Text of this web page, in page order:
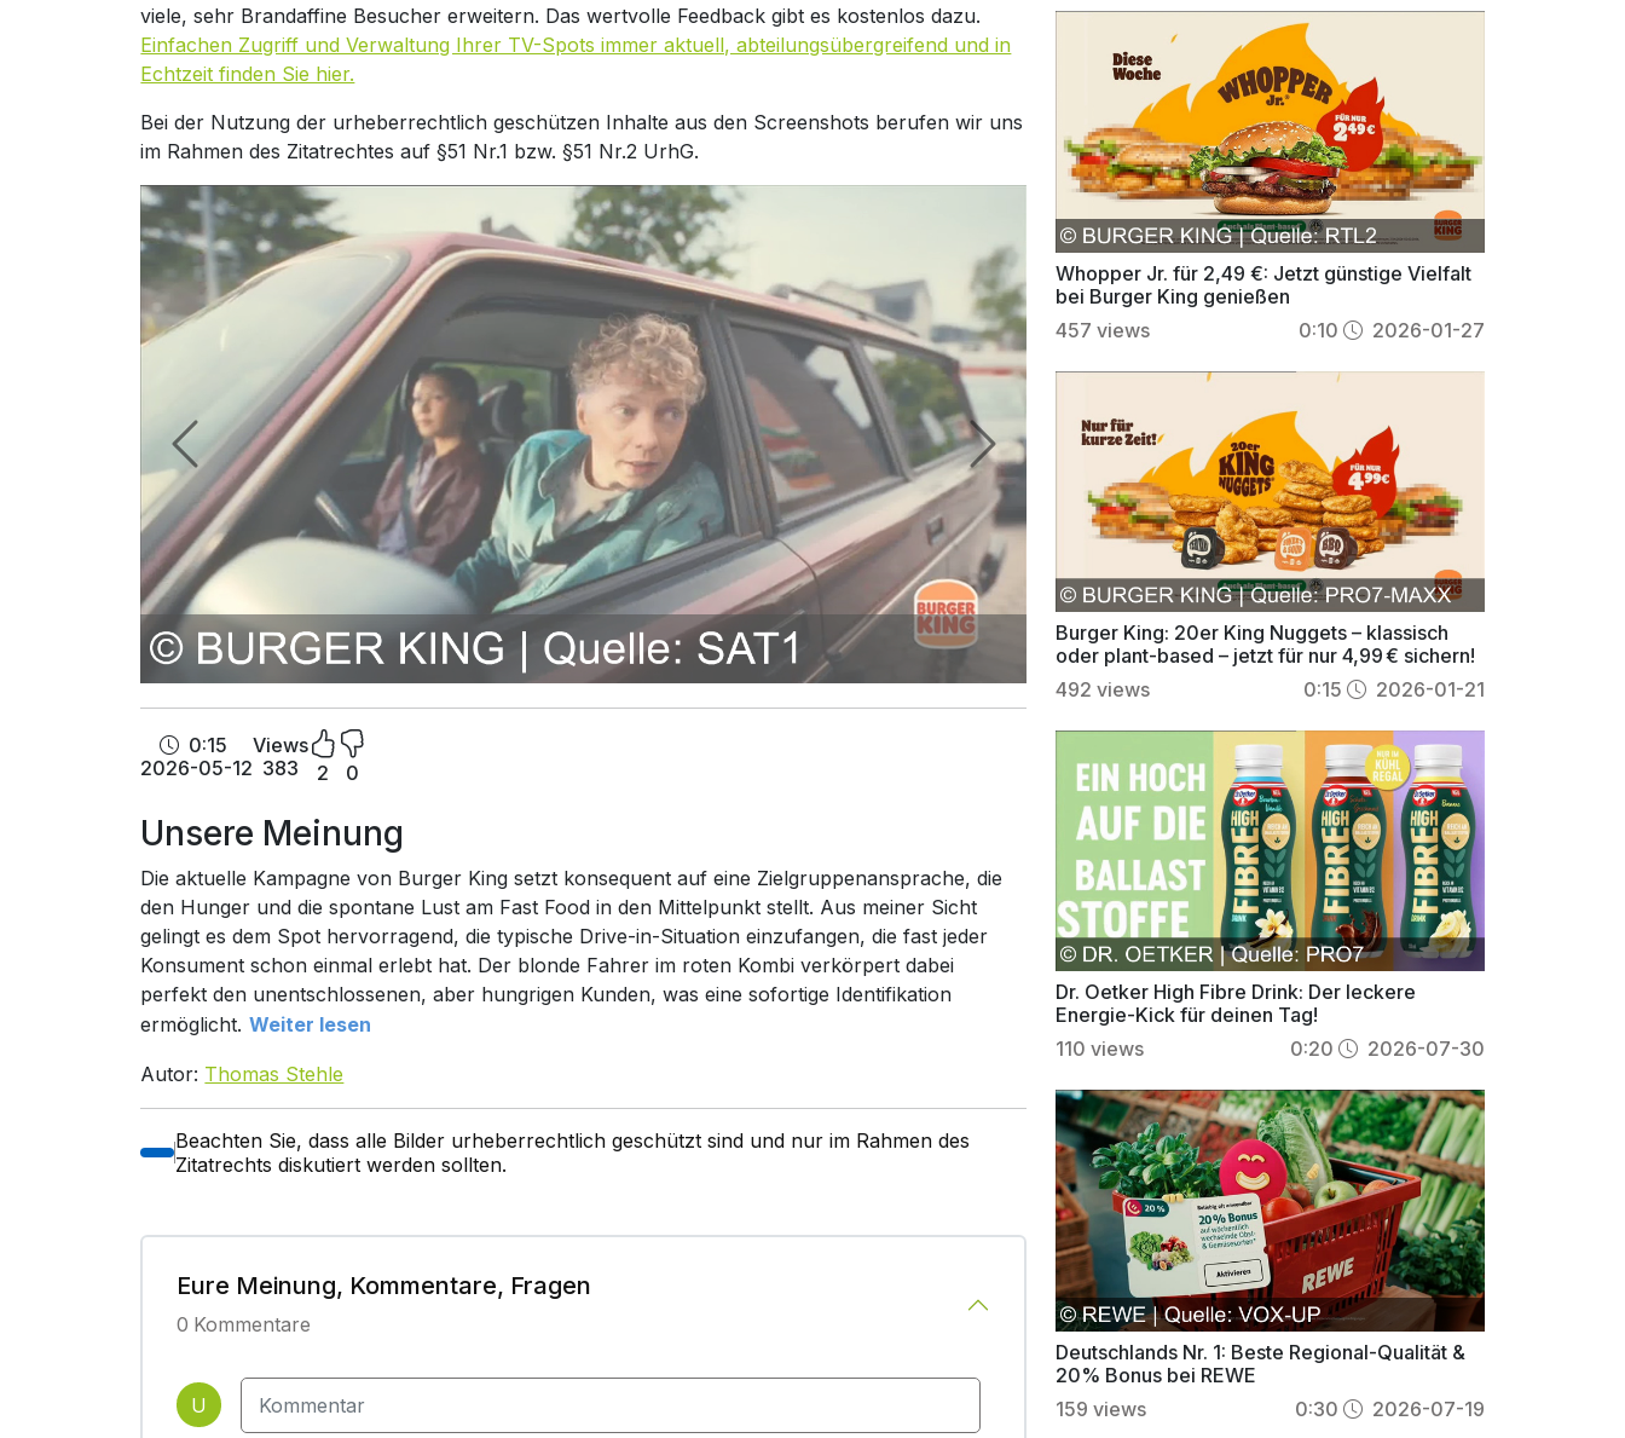
viele, sehr Brandaffine Besucher erweitern. Das wertvolle Feedback gibt es kostenlos dazu.
Einfachen Zugriff und Verwaltung Ihrer TV-Spots immer aktuell, abteilungsübergreifend und in
Echtzeit finden Sie hier.
Bei der Nutzung der urheberrechtlich geschützen Inhalte aus den Screenshots berufen wir uns
im Rahmen des Zitatrechtes auf §51 Nr.1 bzw. §51 Nr.2 UrhG.
0:15
2026-05-12
Views
383
2 0
Unsere Meinung
Die aktuelle Kampagne von Burger King setzt konsequent auf eine Zielgruppenansprache, die
den Hunger und die spontane Lust am Fast Food in den Mittelpunkt stellt. Aus meiner Sicht
gelingt es dem Spot hervorragend, die typische Drive-in-Situation einzufangen, die fast jeder
Konsument schon einmal erlebt hat. Der blonde Fahrer im roten Kombi verkörpert dabei
perfekt den unentschlossenen, aber hungrigen Kunden, was eine sofortige Identifikation
ermöglicht. Weiter lesen
Autor: Thomas Stehle
Beachten Sie, dass alle Bilder urheberrechtlich geschützt sind und nur im Rahmen des
Zitatrechts diskutiert werden sollten.
Eure Meinung, Kommentare, Fragen
0 Kommentare
U
Whopper Jr. für 2,49 €: Jetzt günstige Vielfalt
bei Burger King genießen
457 views 0:10 2026-01-27
Burger King: 20er King Nuggets – klassisch
oder plant-based – jetzt für nur 4,99 € sichern!
492 views 0:15 2026-01-21
Dr. Oetker High Fibre Drink: Der leckere
Energie-Kick für deinen Tag!
110 views 0:20 2026-07-30
Deutschlands Nr. 1: Beste Regional-Qualität &
20% Bonus bei REWE
159 views 0:30 2026-07-19